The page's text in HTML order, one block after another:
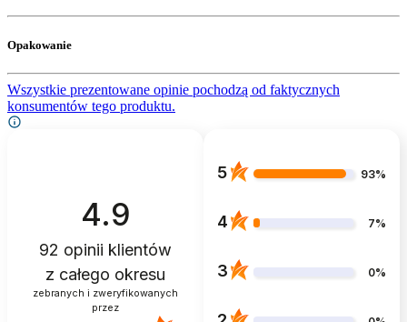
Opakowanie
Wszystkie prezentowane opinie pochodzą od faktycznych
konsumentów tego produktu.
4.9
92 opinii klientów
z całego okresu
zebranych i zweryfikowanych
przez
5 93%
4 7%
3 0%